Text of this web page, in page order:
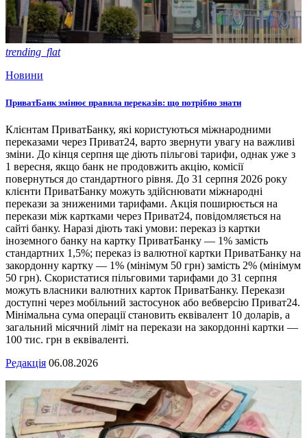
trending_flat
Новини
ПриватБанк змінює правила переказів: що потрібно знати
Клієнтам ПриватБанку, які користуються міжнародними
переказами через Приват24, варто звернути увагу на важливі
зміни. До кінця серпня ще діють пільгові тарифи, однак уже з
1 вересня, якщо банк не продовжить акцію, комісії
повернуться до стандартного рівня. До 31 серпня 2026 року
клієнти ПриватБанку можуть здійснювати міжнародні
перекази за зниженими тарифами. Акція поширюється на
перекази між картками через Приват24, повідомляється на
сайті банку. Наразі діють такі умови: переказ із картки
іноземного банку на картку ПриватБанку — 1% замість
стандартних 1,5%; переказ із валютної картки ПриватБанку на
закордонну картку — 1% (мінімум 50 грн) замість 2% (мінімум
50 грн). Скористатися пільговими тарифами до 31 серпня
можуть власники валютних карток ПриватБанку. Перекази
доступні через мобільний застосунок або вебверсію Приват24.
Мінімальна сума операції становить еквівалент 10 доларів, а
загальний місячний ліміт на перекази на закордонні картки —
100 тис. грн в еквіваленті.
Редакція 06.08.2026